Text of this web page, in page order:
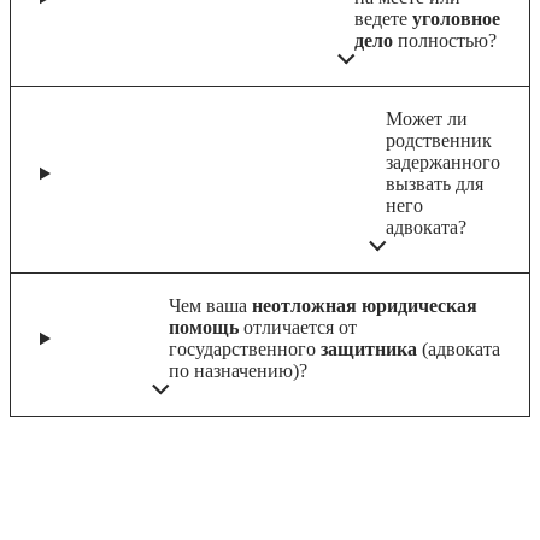
ведете уголовное
дело полностью?
Может ли
родственник
задержанного
вызвать для
него
адвоката?
Чем ваша неотложная юридическая
помощь отличается от
государственного защитника (адвоката
по назначению)?